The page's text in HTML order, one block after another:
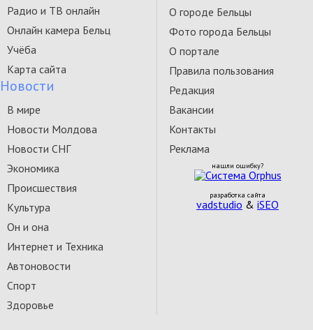
Радио и ТВ онлайн
Онлайн камера Бельц
Учёба
Карта сайта
Новости
В мире
Новости Молдова
Новости СНГ
Экономика
Происшествия
Культура
Он и она
Интернет и Техника
Автоновости
Спорт
Здоровье
О городе Бельцы
Фото города Бельцы
О портале
Правила пользования
Редакция
Вакансии
Контакты
Реклама
нашли ошибку?
разработка сайта
vadstudio & iSEO